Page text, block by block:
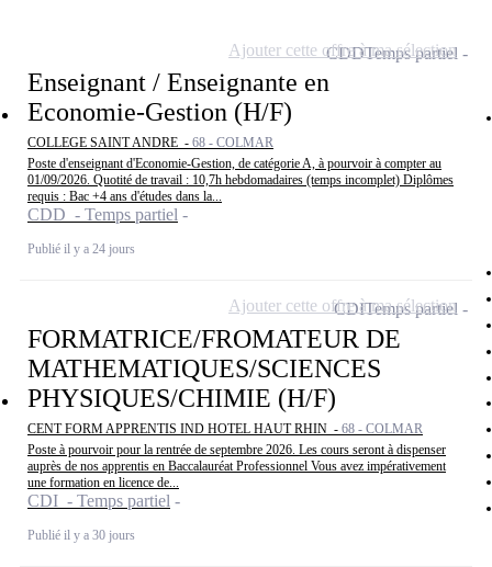
Enseignant / Enseignante en
Economie-Gestion (H/F)
COLLEGE SAINT ANDRE - 68 - COLMAR
Poste d'enseignant d'Economie-Gestion, de catégorie A, à pourvoir à compter au
01/09/2026. Quotité de travail : 10,7h hebdomadaires (temps incomplet) Diplômes
requis : Bac +4 ans d'études dans la...
CDD - Temps partiel
Publié il y a 24 jours
CDDTemps partiel
Ajouter cette offre à ma sélection
FORMATRICE/FROMATEUR DE
MATHEMATIQUES/SCIENCES
PHYSIQUES/CHIMIE (H/F)
CENT FORM APPRENTIS IND HOTEL HAUT RHIN - 68 - COLMAR
Poste à pourvoir pour la rentrée de septembre 2026. Les cours seront à dispenser
auprès de nos apprentis en Baccalauréat Professionnel Vous avez impérativement
une formation en licence de...
CDI - Temps partiel
Publié il y a 30 jours
CDITemps partiel
Ajouter cette offre à ma sélection